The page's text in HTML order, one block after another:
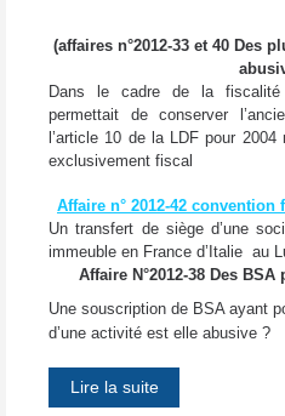
(affaires n°2012-33 et 40 Des
Dans le cadre de la fiscalité
permettait de conserver
l’article 10 de la LDF pour 2004
exclusivement fiscal
Affaire n° 2012-42
Un transfert de siège d’une
immeuble en France d’Italie au
Affaire N°2012-38 Des
Une souscription de BSA ayant
d’une activité est elle abusive ?
Lire la suite